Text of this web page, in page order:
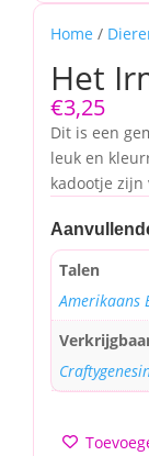
Home /
Het
€3,25
Dit is een
leuk en
kadootje zijn
Talen
Amerikaans